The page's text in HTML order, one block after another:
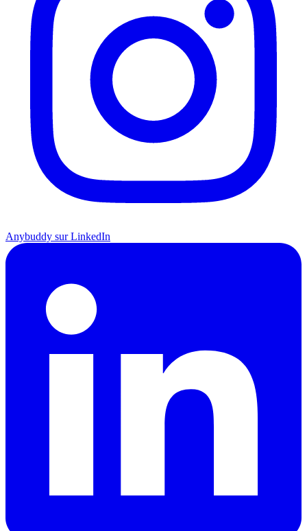
Anybuddy sur LinkedIn